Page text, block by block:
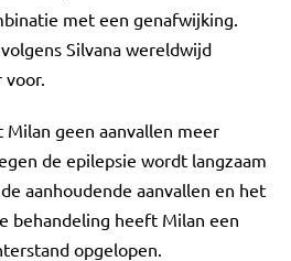
met een genafwijking.
Silvana wereldwijd
voor.
geen aanvallen meer
de epilepsie wordt langzaam
aanhoudende aanvallen en het
behandeling heeft Milan een
opgelopen.